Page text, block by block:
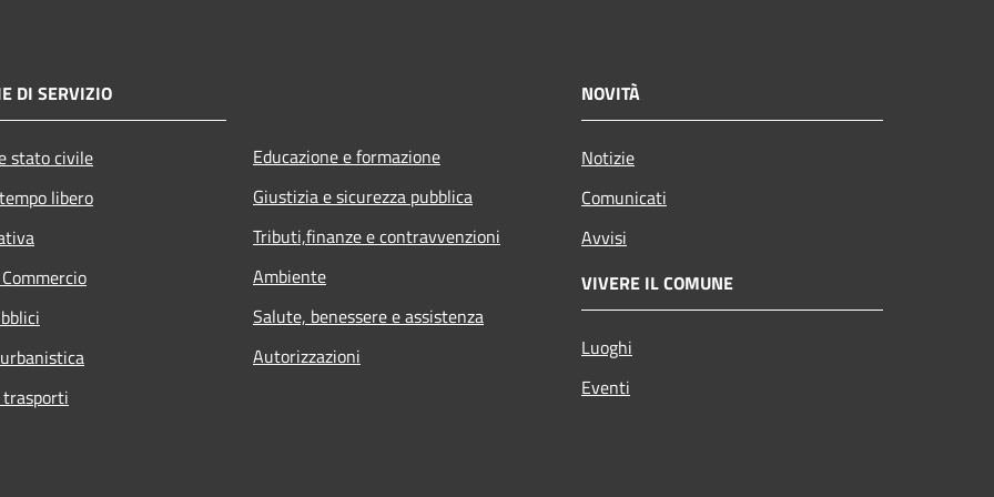
DI SERVIZIO
stato civile
libero
Educazione e formazione
Giustizia e sicurezza pubblica
Tributi,finanze e contravvenzioni
Ambiente
Salute, benessere e assistenza
Autorizzazioni
NOVITÀ
Notizie
Comunicati
Avvisi
VIVERE IL COMUNE
Luoghi
Eventi